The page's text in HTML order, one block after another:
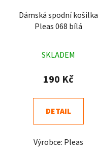
Dámská spodní košilka
Pleas 068 bílá
hodnocení
produktu
4,1
z
hvězdiček.
SKLADEM
190 Kč
DETAIL
Výrobce: Pleas